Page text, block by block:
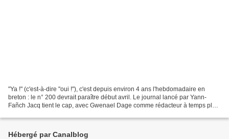
"Ya !" (c'est-à-dire "oui !"), c'est depuis environ 4 ans l'hebdomadaire en
breton : le n° 200 devrait paraître début avril. Le journal lancé par Yann-
Fañch Jacq tient le cap, avec Gwenael Dage comme rédacteur à temps plein
Hébergé par Canalblog